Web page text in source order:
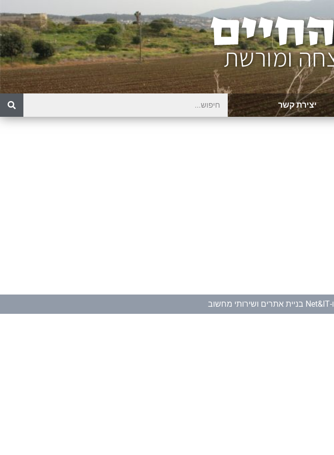
יצירת קשר
ו-Net&IT בניית אתרים ושירותי מחשוב